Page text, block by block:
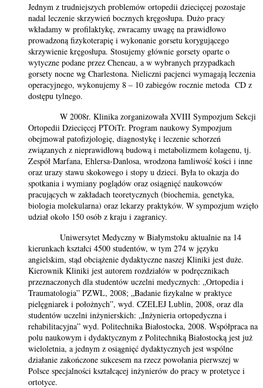
Jednym z trudniejszych problemów ortopedii dziecięcej pozostaje
nadal leczenie skrzywień bocznych kręgosłupa. Dużo pracy
wkładamy w profilaktykę, zwracamy uwagę na prawidłowo
prowadzoną fizykoterapię i wykonanie gorsetu korygującego
skrzywienie kręgosłupa. Stosujemy głównie gorsety oparte o
wytyczne podane przez Cheneau, a w wybranych przypadkach
gorsety nocne wg Charlestona. Nieliczni pacjenci wymagają leczenia
operacyjnego, wykonujemy 8 – 10 zabiegów rocznie metoda CD z
dostępu tylnego.
W 2008r. Klinika zorganizowała XVIII Sympozjum Sekcji
Ortopedii Dziecięcej PTOiTr. Program naukowy Sympozjum
obejmował patofizjologię, diagnostykę i leczenie schorzeń
związanych z nieprawidłową budową i metabolizmem kolagenu, tj.
Zespół Marfana, Ehlersa-Danlosa, wrodzona łamliwość kości i inne
oraz urazy stawu skokowego i stopy u dzieci. Była to okazja do
spotkania i wymiany poglądów oraz osiągnięć naukowców
pracujących w zakładach teoretycznych (biochemia, genetyka,
biologia molekularna) oraz lekarzy praktyków. W sympozjum wzięło
udział około 150 osób z kraju i zagranicy.
Uniwersytet Medyczny w Białymstoku aktualnie na 14
kierunkach kształci 4500 studentów, w tym 274 w języku
angielskim, stąd obciążenie dydaktyczne naszej Kliniki jest duże.
Kierownik Kliniki jest autorem rozdziałów w podręcznikach
przeznaczonych dla studentów uczelni medycznych: „Ortopedia i
Traumatologia” PZWL, 2008; „Badanie fizykalne w praktyce
pielęgniarek i położnych”, wyd. CZELEJ Lublin, 2008, oraz dla
studentów uczelni inżynierskich: „Inżynieria ortopedyczna i
rehabilitacyjna” wyd. Politechnika Białostocka, 2008. Współpraca na
polu naukowym i dydaktycznym z Politechniką Białostocką jest już
wieloletnia, a jednym z osiągnięć dydaktycznych jest wspólne
działanie zakończone sukcesem na rzecz powołania pierwszej w
Polsce specjalności kształcącej inżynierów do pracy w protetyce i
ortotyce.